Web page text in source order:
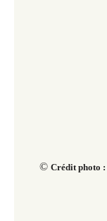
© ​ Crédit photo :